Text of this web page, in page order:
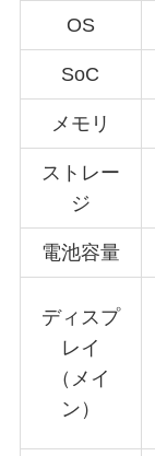
OS
SoC
メモリ
ストレー
ジ
電池容量
ディスプ
レイ
（メイ
ン）